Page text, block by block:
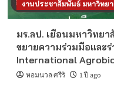
งานประชาสัมพันธ์ มหาวิทย
มร.ลป. เยือนมหาวิทย
ขยายความร่วมมือและ
International
หอมนวล ศรีริ 1 ปี ago